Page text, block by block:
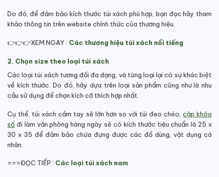
Do đó, để đảm bảo kích thước túi xách phù hợp, bạn đọc hãy tham
khảo thông tin trên website chính thức của thương hiệu.
👉👉👉XEM NGAY : Các thương hiệu túi xách nổi tiếng
2. Chọn size theo loại túi xách
Các loại túi xách tương đối đa dạng, và từng loại lại có sự khác biệt
về kích thước. Do đó, hãy dựa trên loại sản phẩm cũng như là nhu
cầu sử dụng để chọn kích cỡ thích hợp nhất.
Cụ thể, túi xách cầm tay sẽ lớn hơn so với túi đeo chéo, cặp khóa
số đi làm văn phòng hàng ngày sẽ có kích thước tiêu chuẩn là 25 x
30 x 35 để đảm bảo chứa đựng được các đồ dùng, vật dụng cá
nhân.
⭐⭐⭐ĐỌC TIẾP : Các loại túi xách nam